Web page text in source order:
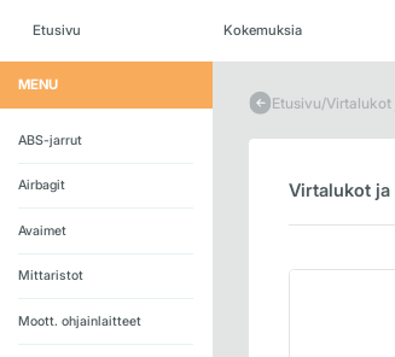
Etusivu Kokemuksia
MENU
ABS-jarrut
Airbagit
Avaimet
Mittaristot
Moott. ohjainlaitteet
Etusivu/
Virtalukot ja